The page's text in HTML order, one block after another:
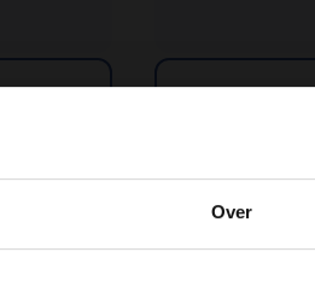
Over
Gestoomde